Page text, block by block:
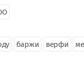
баржи верфи